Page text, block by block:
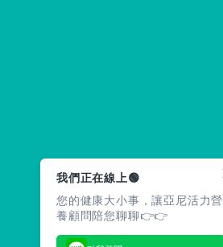
我們正在線上🟢
您的健康大小事，讓亞尼活力營
養顧問陪您聊聊👉👉